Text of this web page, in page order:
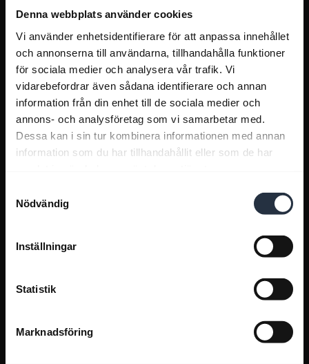
Denna webbplats använder cookies
Vi använder enhetsidentifierare för att anpassa innehållet
och annonserna till användarna, tillhandahålla funktioner
för sociala medier och analysera vår trafik. Vi
vidarebefordrar även sådana identifierare och annan
information från din enhet till de sociala medier och
annons- och analysföretag som vi samarbetar med.
Dessa kan i sin tur kombinera informationen med annan
information som du har tillhandahållit eller som de har
Nödvändig
Inställningar
Statistik
Marknadsföring